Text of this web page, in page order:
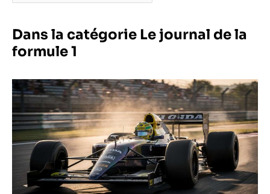
Dans la catégorie Le journal de la
formule 1